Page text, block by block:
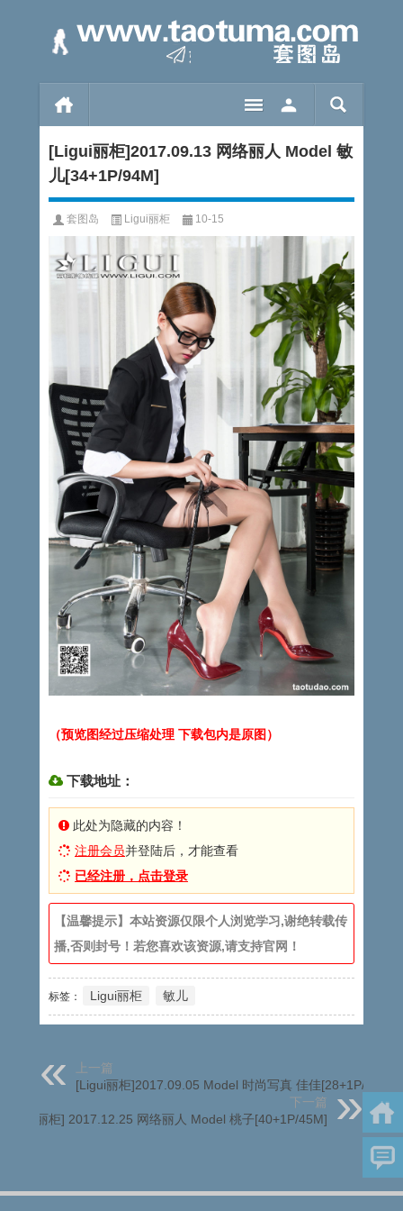
[Ligui丽柜]2017.09.13 网络丽人 Model 敏
儿[34+1P/94M]
套图岛 Ligui丽柜 10-15
（预览图经过压缩处理 下载包内是原图）
下载地址：
此处为隐藏的内容！
注册会员并登陆后，才能查看
已经注册，点击登录
【温馨提示】本站资源仅限个人浏览学习,谢绝转载传
播,否则封号！若您喜欢该资源,请支持官网！
标签： Ligui丽柜 敏儿
上一篇
[Ligui丽柜]2017.09.05 Model 时尚写真 佳佳[28+1P/33M]
下一篇
[Ligui丽柜] 2017.12.25 网络丽人 Model 桃子[40+1P/45M]